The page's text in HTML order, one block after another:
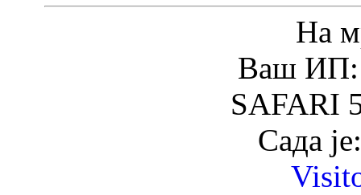
На
Ваш ИП:
SAFARI
Сада